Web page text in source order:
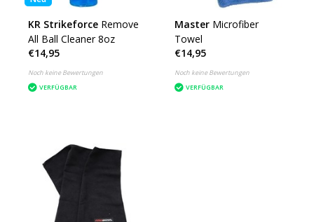
KR Strikeforce Remove
All Ball Cleaner 8oz
€14,95
Noch keine Bewertungen
VERFÜGBAR
Master Microfiber
Towel
€14,95
Noch keine Bewertungen
VERFÜGBAR